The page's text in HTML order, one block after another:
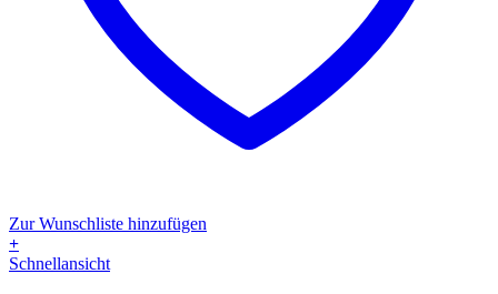
Zur Wunschliste hinzufügen
+
Dieses
Schnellansicht